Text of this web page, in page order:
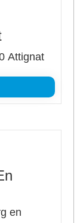
Attignat
en